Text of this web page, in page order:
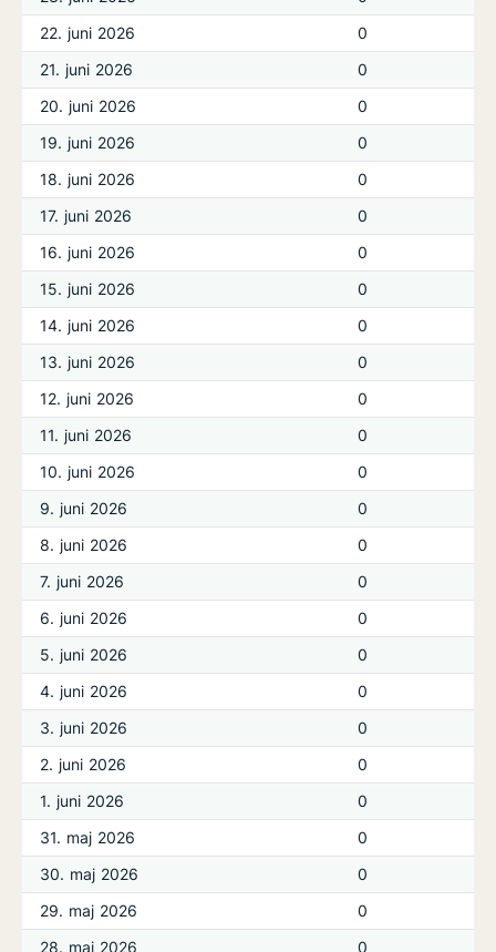
22. juni 2026
0
21. juni 2026
0
20. juni 2026
0
19. juni 2026
0
18. juni 2026
0
17. juni 2026
0
16. juni 2026
0
15. juni 2026
0
14. juni 2026
0
13. juni 2026
0
12. juni 2026
0
11. juni 2026
0
10. juni 2026
0
9. juni 2026
0
8. juni 2026
0
7. juni 2026
0
6. juni 2026
0
5. juni 2026
0
4. juni 2026
0
3. juni 2026
0
2. juni 2026
0
1. juni 2026
0
31. maj 2026
0
30. maj 2026
0
29. maj 2026
0
28. maj 2026
0